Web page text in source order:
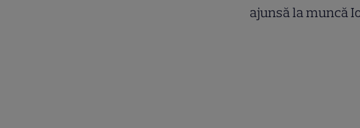
ajunsă la muncă